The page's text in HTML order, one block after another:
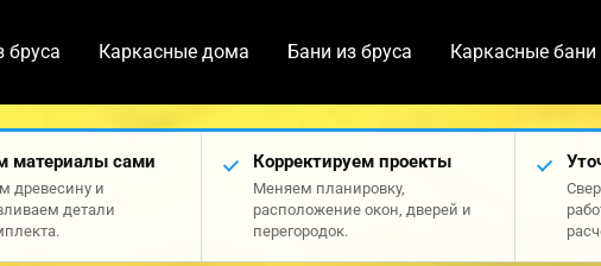
бруса Каркасные дома Бани из бруса Каркасные бани
материалы сами
древесину и
детали
Корректируем проекты
Меняем планировку,
расположение окон, дверей и
перегородок.